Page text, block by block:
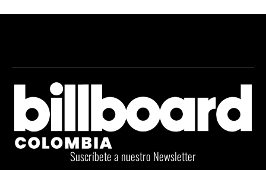
Suscríbete a nuestro Newsletter